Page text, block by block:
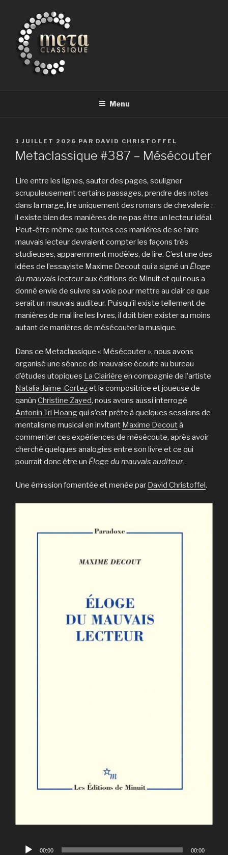
contenu
principal
Menu
PUBLIÉ
LE
1 JUILLET 2026 PAR DAVID CHRISTOFFEL
Metaclassique #387 – Mésécouter
Lire entre les lignes, sauter des pages, souligner
scrupuleusement certains passages, prendre des notes
dans la marge, lire uniquement des romans de chevalerie :
il existe bien des manières de ne pas être un lecteur idéal.
Peut-être même que toutes ces manières de se faire
mauvais lecteur devraient compter les façons très
studieuses, apparemment modèles, de lire. C’est une des
idées de l’essayiste Maxime Decout qui a signé un Éloge
du mauvais lecteuraux éditions de Minuit et qui nous a
donné envie de suivre sa voie pour mettre au clair ce que
serait un mauvais auditeur. Puisqu’il existe tellement de
manières de mal lire les livres, il doit bien exister au moins
autant de manières de mésécouter la musique.
Dans ce Metaclassique « Mésécouter », nous avons
organisé une séance de mauvaise écoute au bureau
d’études utopiques La Clairière en compagnie de l’artiste
Natalia Jaime-Cortezet la compositrice et joueuse de
qanûn Christine Zayed, nous avons aussi interrogé
Antonin Tri Hoangqui s’est prête à quelques sessions de
mentalisme musical en invitant Maxime Decoutà
commenter ces expériences de mésécoute, après avoir
cherché quelques analogies entre son livre et ce qui
pourrait donc être un Éloge du mauvais auditeur.
Une émission fomentée et menée par David Christoffel.
Lecteur
00:00 00:00